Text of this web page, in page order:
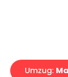
Umzug: